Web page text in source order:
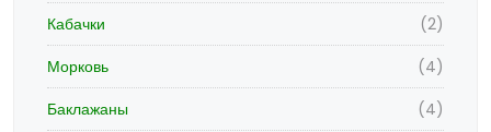
Кабачки
(2)
Морковь
(4)
Баклажаны
(4)